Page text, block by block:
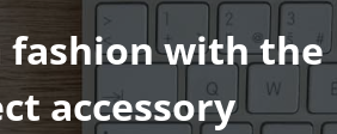
fashion with the
accessory